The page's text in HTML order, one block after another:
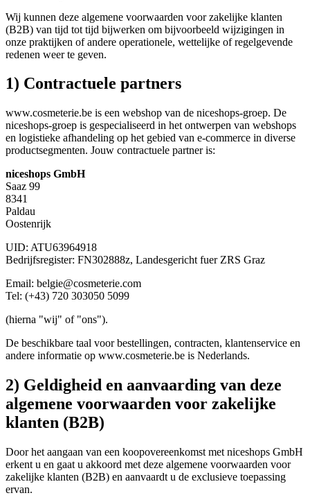
Wij kunnen deze algemene voorwaarden voor zakelijke klanten
(B2B) van tijd tot tijd bijwerken om bijvoorbeeld wijzigingen in
onze praktijken of andere operationele, wettelijke of regelgevende
redenen weer te geven.
1) Contractuele partners
www.cosmeterie.be is een webshop van de niceshops-groep. De
niceshops-groep is gespecialiseerd in het ontwerpen van webshops
en logistieke afhandeling op het gebied van e-commerce in diverse
productsegmenten. Jouw contractuele partner is:
niceshops GmbH
Saaz 99
8341
Paldau
Oostenrijk
UID: ATU63964918
Bedrijfsregister: FN302888z, Landesgericht fuer ZRS Graz
Email: belgie@cosmeterie.com
Tel: (+43) 720 303050 5099
(hierna "wij" of "ons").
De beschikbare taal voor bestellingen, contracten, klantenservice en
andere informatie op www.cosmeterie.be is Nederlands.
2) Geldigheid en aanvaarding van deze
algemene voorwaarden voor zakelijke
klanten (B2B)
Door het aangaan van een koopovereenkomst met niceshops GmbH
erkent u en gaat u akkoord met deze algemene voorwaarden voor
zakelijke klanten (B2B) en aanvaardt u de exclusieve toepassing
ervan.